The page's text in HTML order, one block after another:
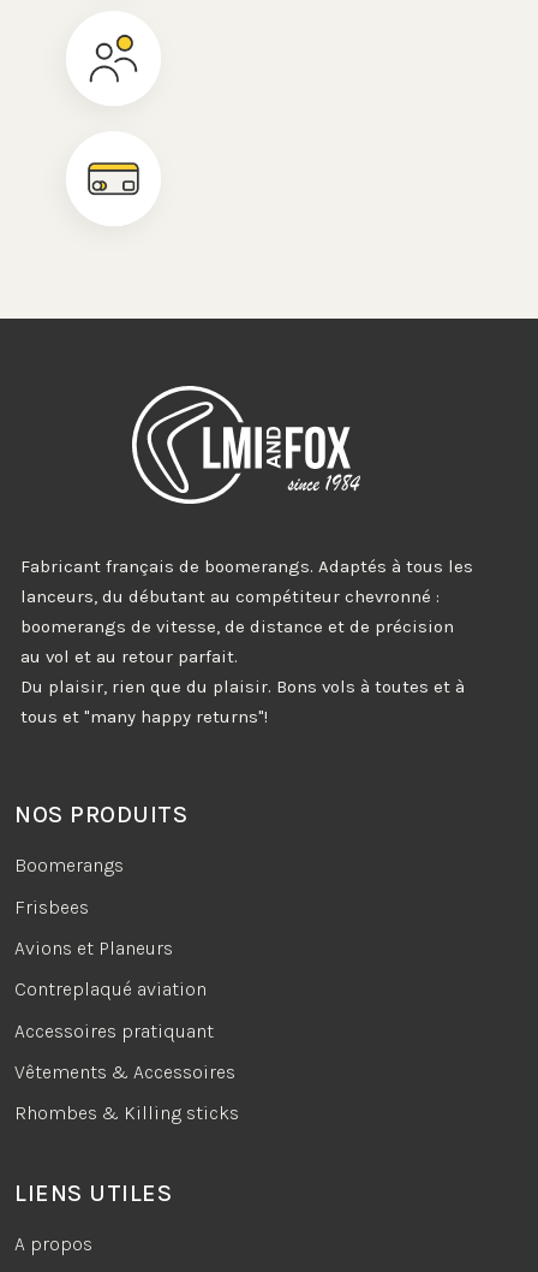
Fabricant français de boomerangs. Adaptés à tous les
lanceurs, du débutant au compétiteur chevronné :
boomerangs de vitesse, de distance et de précision
au vol et au retour parfait.
Du plaisir, rien que du plaisir. Bons vols à toutes et à
tous et "many happy returns"!
NOS PRODUITS
Boomerangs
Frisbees
Avions et Planeurs
Contreplaqué aviation
Accessoires pratiquant
Vêtements & Accessoires
Rhombes & Killing sticks
LIENS UTILES
A propos